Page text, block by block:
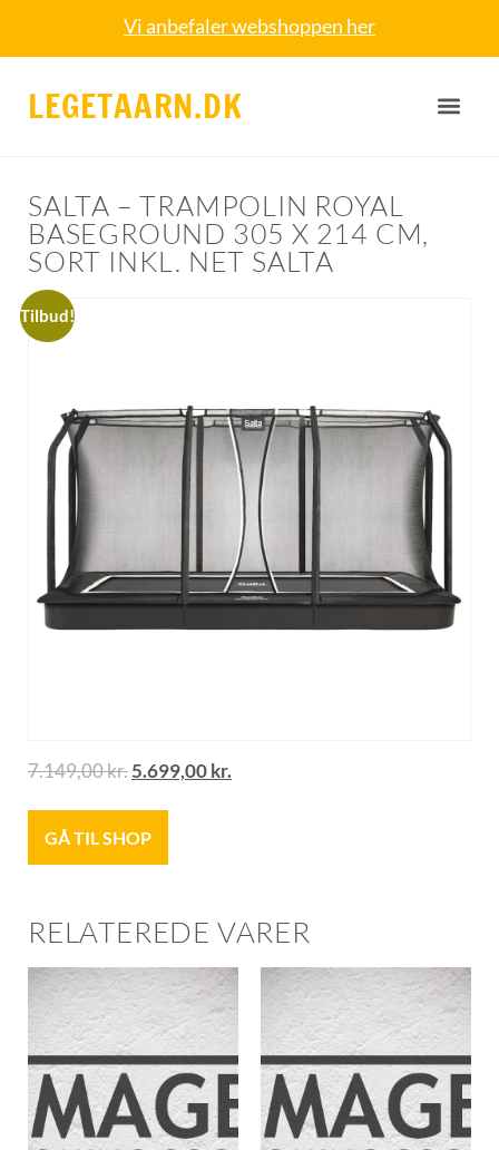
Vi anbefaler webshoppen her
LEGETAARN.DK
SALTA – TRAMPOLIN ROYAL
BASEGROUND 305 X 214 CM,
SORT INKL. NET SALTA
Tilbud!
7.149,00kr.5.699,00kr.
GÅ TIL SHOP
RELATEREDE VARER